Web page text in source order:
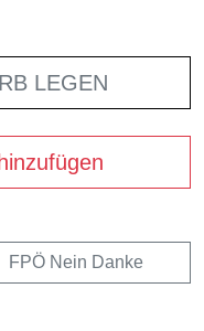
LEGEN
FPÖ Nein Danke